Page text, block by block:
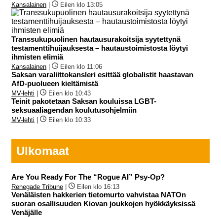
Kansalainen Eilen klo 13:05
Transsukupuolinen hautausurakoitsija syytettynä
testamenttihuijauksesta – hautaustoimistosta löytyi
ihmisten elimiä
Kansalainen Eilen klo 11:06
Saksan varaliittokansleri esittää globalistit haastavan
AfD-puolueen kieltämistä
MV-lehti Eilen klo 10:43
Teinit pakotetaan Saksan kouluissa LGBT-
seksuaaliagendan koulutusohjelmiin
MV-lehti Eilen klo 10:33
Ulkomaat
Are You Ready For The “Rogue AI” Psy-Op?
Renegade Tribune Eilen klo 16:13
Venäläisten hakkerien tietomurto vahvistaa NATOn
suoran osallisuuden Kiovan joukkojen hyökkäyksissä
Venäjälle